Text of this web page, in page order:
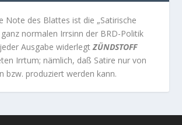
Note des Blattes ist die „Satirische
ganz normalen Irrsinn der BRD-Politik
Ausgabe widerlegtZÜNDSTOFF
Irrtum; nämlich, daß Satire nur von
bzw. produziert werden kann.